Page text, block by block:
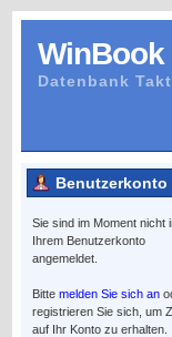
WinBook
Datenbank
Benutzerkonto
Sie sind im Moment nicht
Ihrem Benutzerkonto
angemeldet.
Bitte melden Sie sich an
registrieren Sie sich, um
auf Ihr Konto zu erhalten.